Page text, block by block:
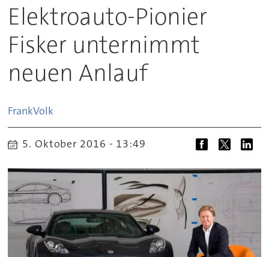
Elektroauto-Pionier
Fisker unternimmt
neuen Anlauf
FrankVolk
5. Oktober 2016 - 13:49